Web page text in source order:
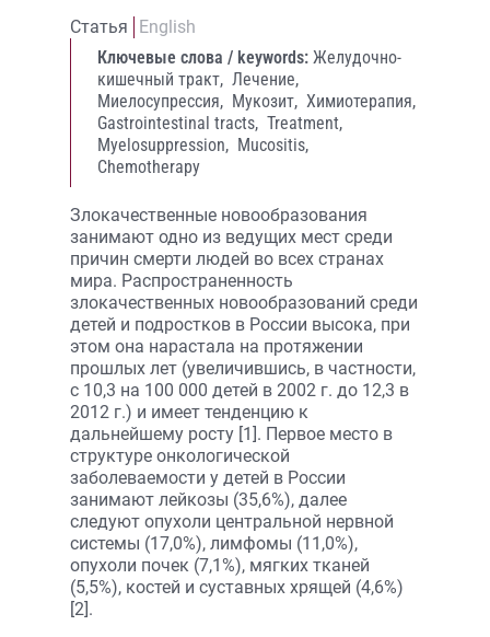
Статья
English
Ключевые слова / keywords: Желудочно-
кишечный тракт, Лечение,
Миелосупрессия, Мукозит, Химиотерапия,
Gastrointestinal tracts, Treatment,
Myelosuppression, Mucositis,
Chemotherapy
Злокачественные новообразования
занимают одно из ведущих мест среди
причин смерти людей во всех странах
мира. Распространенность
злокачественных новообразований среди
детей и подростков в России высока, при
этом она нарастала на протяжении
прошлых лет (увеличившись, в частности,
с 10,3 на 100 000 детей в 2002 г. до 12,3 в
2012 г.) и имеет тенденцию к
дальнейшему росту [1]. Первое место в
структуре онкологической
заболеваемости у детей в России
занимают лейкозы (35,6%), далее
следуют опухоли центральной нервной
системы (17,0%), лимфомы (11,0%),
опухоли почек (7,1%), мягких тканей
(5,5%), костей и суставных хрящей (4,6%)
[2].